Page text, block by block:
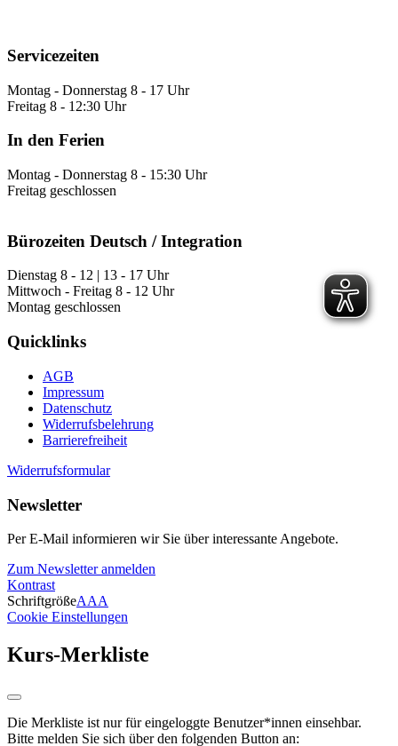
Servicezeiten
Montag - Donnerstag 8 - 17 Uhr
Freitag 8 - 12:30 Uhr
In den Ferien
Montag - Donnerstag 8 - 15:30 Uhr
Freitag geschlossen
Bürozeiten Deutsch / Integration
Dienstag 8 - 12 | 13 - 17 Uhr
Mittwoch - Freitag 8 - 12 Uhr
Montag geschlossen
Quicklinks
AGB
Impressum
Datenschutz
Widerrufsbelehrung
Barrierefreiheit
Widerrufsformular
Newsletter
Per E-Mail informieren wir Sie über interessante Angebote.
Zum Newsletter anmelden
Kontrast
SchriftgrößeAAA
Cookie Einstellungen
Kurs-Merkliste
Die Merkliste ist nur für eingeloggte Benutzer*innen einsehbar.
Bitte melden Sie sich über den folgenden Button an: